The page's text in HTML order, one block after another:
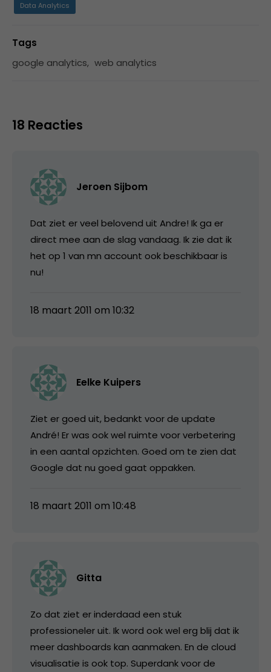
Data Analytics
Tags
google analytics, web analytics
18 Reacties
Jeroen Sijbom
Dat ziet er veel belovend uit Andre! Ik ga er
direct mee aan de slag vandaag. Ik zie dat ik
het op 1 van mn account ook beschikbaar is
nu!
18 maart 2011 om 10:32
Eelke Kuipers
Ziet er goed uit, bedankt voor de update
André! Er was ook wel ruimte voor verbetering
in een aantal opzichten. Goed om te zien dat
Google dat nu goed gaat oppakken.
18 maart 2011 om 10:48
Gitta
Zo dat ziet er inderdaad een stuk
professioneler uit. Ik word ook wel erg blij dat ik
meer dashboards kan aanmaken. En de cloud
visualisatie is ook top. Superdank voor de